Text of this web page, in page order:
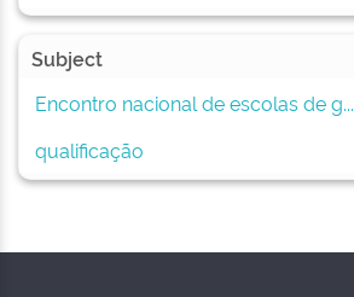
Subject
Encontro nacional de escolas de g...
qualificação